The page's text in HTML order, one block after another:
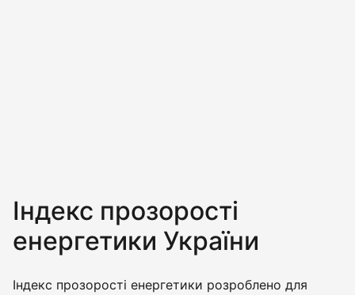
Індекс прозорості
енергетики України
Індекс прозорості енергетики розроблено для